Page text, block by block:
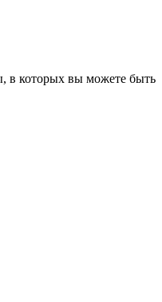
в которых вы можете быть